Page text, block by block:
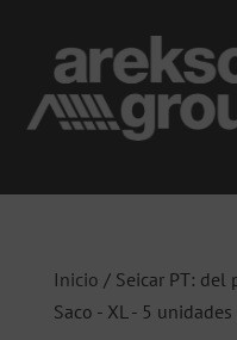
Inicio / Seicar PT: del
Saco - XL - 5 unidades